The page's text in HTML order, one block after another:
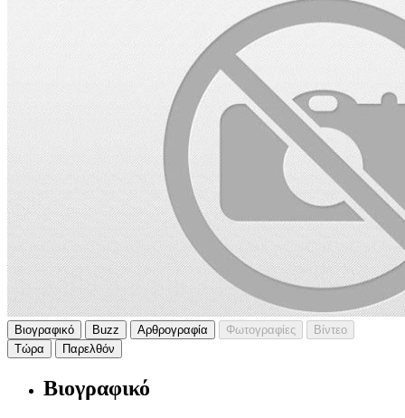
Βιογραφικό Buzz Αρθρογραφία Φωτογραφίες
Βίντεο
Τώρα
Παρελθόν
Βιογραφικό